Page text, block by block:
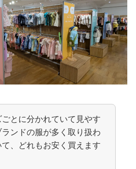
とに分かれていて見やす
ランドの服が多く取り扱わ
、どれもお安く買えます